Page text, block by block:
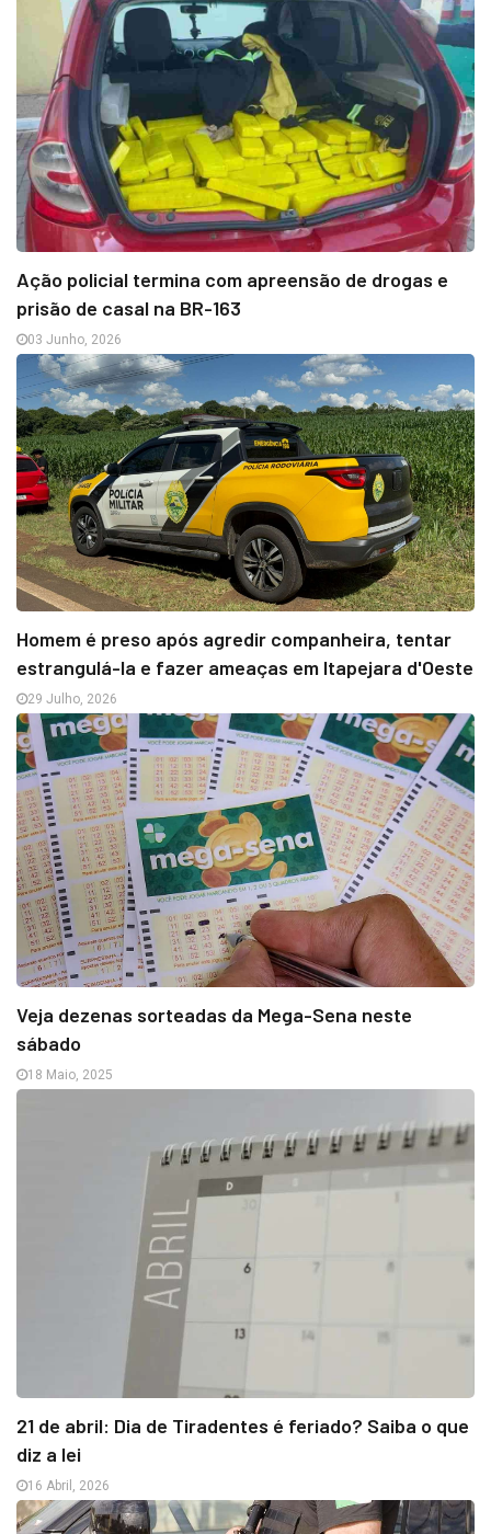
Ação policial termina com apreensão de drogas e
prisão de casal na BR-163
03 Junho, 2026
Homem é preso após agredir companheira, tentar
estrangulá-la e fazer ameaças em Itapejara d'Oeste
29 Julho, 2026
Veja dezenas sorteadas da Mega-Sena neste
sábado
18 Maio, 2025
21 de abril: Dia de Tiradentes é feriado? Saiba o que
diz a lei
16 Abril, 2026